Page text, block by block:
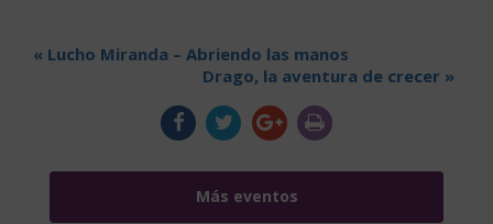
« Lucho Miranda – Abriendo las manos
Drago, la aventura de crecer »
Más eventos